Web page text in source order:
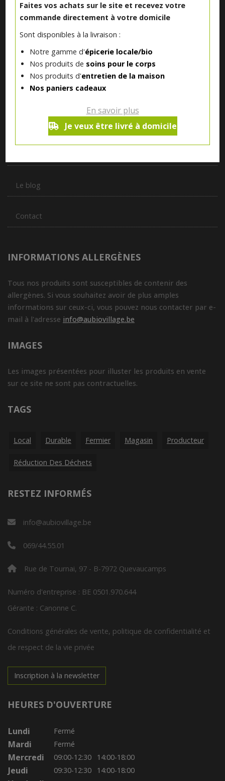
Faites vos achats sur le site et recevez votre
commande directement à votre domicile
Sont disponibles à la livraison :
Notre gamme d'épicerie locale/bio
Nos produits de soins pour le corps
Nos produits d'entretien de la maison
Nos paniers cadeaux
En savoir plus
Je veux être livré à domicile
produits de plus de 50 artisans et producteurs régionaux pour
vous servir du petit déjeuner au souper.
Le blog
Contact
INFORMATIONS ALLERGÈNES
Tous nos produits sont susceptibles de contenir des
allergènes. Si vous souhaitez avoir de plus amples
informations sur ceux-ci, vous pouvez nous contacter par e-
mail à l'adresse info@aubiovillage.be
IMAGES
Les images présentées pour illuster les produits en vente
sur ce site ne sont pas contractuelles.
TAGS
Local Durable Fermier Magasin Producteur
Réduction Des Déchets
RESTEZ INFORMÉS
info@aubiovillage.be
069/44.55.01
Rue de Tournai, 97 - B-7972 Quevaucamps
Numéro d'entreprise : BE 0501.970.644
Gérante : Canonne C.
Conditions générales de vente, politique de confidentialité et
de respect de la vie privée
Inscription à la newsletter
HEURES D'OUVERTURE
Lundi Fermé
Mardi Fermé
Mercredi 09:00-12:30 14:00-18:00
Jeudi 09:30-12:30 14:00-18:00